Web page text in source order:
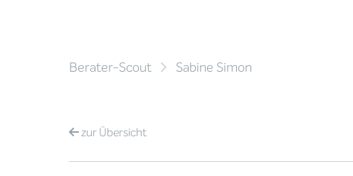
Berater-Scout Sabine Simon
zurÜbersicht